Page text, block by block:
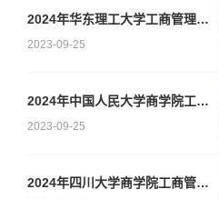
2024年华东理工大学工商管理硕士MBA（EMBA）研究生招生简章
2023-09-25
2024年中国人民大学商学院工商管理硕士（EMBA）研究生招生简章
2023-09-25
2024年四川大学商学院工商管理硕士（EMBA方向）招生简章